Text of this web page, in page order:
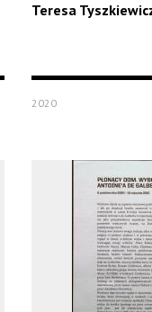
Teresa
2020